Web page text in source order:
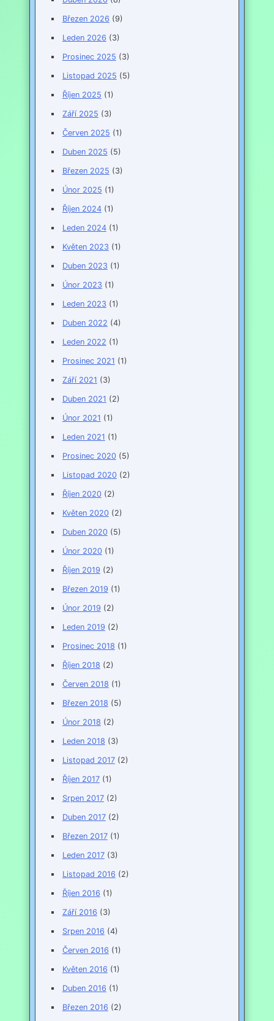
Březen 2026 (9)
Leden 2026 (3)
Prosinec 2025 (3)
Listopad 2025 (5)
Říjen 2025 (1)
Září 2025 (3)
Červen 2025 (1)
Duben 2025 (5)
Březen 2025 (3)
Únor 2025 (1)
Říjen 2024(1)
Leden 2024(1)
Květen 2023(1)
Duben 2023(1)
Únor 2023(1)
Leden 2023(1)
Duben 2022 (4)
Leden 2022 (1)
Prosinec 2021 (1)
Září 2021 (3)
Duben 2021 (2)
Únor 2021 (1)
Leden 2021 (1)
Prosinec 2020(5)
Listopad 2020(2)
Říjen 2020(2)
Květen 2020(2)
Duben 2020(5)
Únor 2020(1)
Říjen 2019 (2)
Březen 2019 (1)
Únor 2019 (2)
Leden 2019 (2)
Prosinec 2018 (1)
Říjen 2018 (2)
Červen 2018 (1)
Březen 2018 (5)
Únor 2018 (2)
Leden 2018 (3)
Listopad 2017(2)
Říjen 2017(1)
Srpen 2017(2)
Duben 2017(2)
Březen 2017(1)
Leden 2017(3)
Listopad 2016 (2)
Říjen 2016 (1)
Září 2016 (3)
Srpen 2016 (4)
Červen 2016 (1)
Květen 2016 (1)
Duben 2016 (1)
Březen 2016 (2)